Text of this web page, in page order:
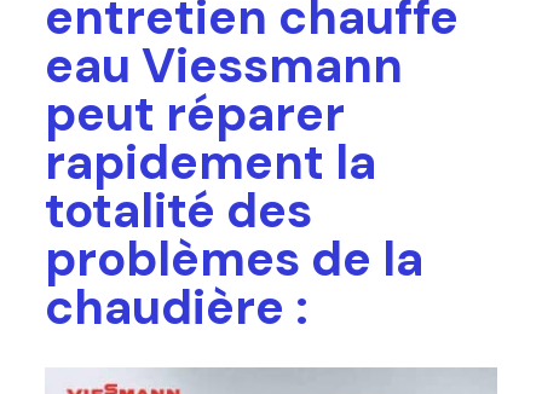
entretien chauffe
eau Viessmann
peut réparer
rapidement la
totalité des
problèmes de la
chaudière :